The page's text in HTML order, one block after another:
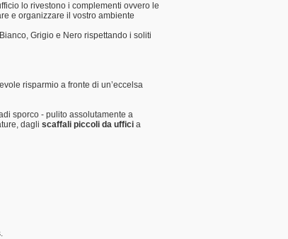
lo rivestono i complementi ovvero le
e organizzare il vostro ambiente
Grigio e Nero rispettando i soliti
risparmio a fronte di un’eccelsa
sporco - pulito assolutamente a
dagli scaffali piccoli da uffici a